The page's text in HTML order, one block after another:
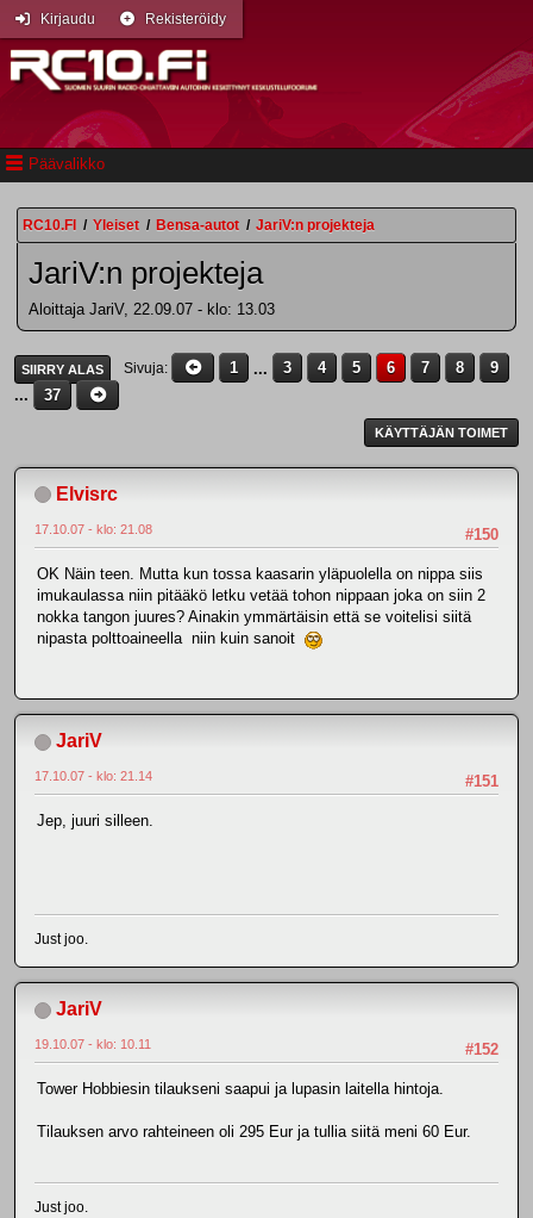
Päävalikko
Kirjaudu Rekisteröidy
RC10.FI / Yleiset / Bensa-autot / JariV:n projekteja
JariV:n projekteja
Aloittaja JariV, 22.09.07 - klo: 13.03
SIIRRY ALAS Sivuja 1 ... 3 4 5 6 7 8
9
...
37
KÄYTTÄJÄN TOIMET
Elvisrc
#150
17.10.07 - klo: 21.08
OK Näin teen. Mutta kun tossa kaasarin yläpuolella on nippa siis
imukaulassa niin pitääkö letku vetää tohon nippaan joka on siin 2
nokka tangon juures? Ainakin ymmärtäisin että se voitelisi siitä
nipasta polttoaineella niin kuin sanoit
JariV
#151
17.10.07 - klo: 21.14
Jep, juuri silleen.
Just joo.
JariV
#152
19.10.07 - klo: 10.11
Tower Hobbiesin tilaukseni saapui ja lupasin laitella hintoja.
Tilauksen arvo rahteineen oli 295 Eur ja tullia siitä meni 60 Eur.
Just joo.